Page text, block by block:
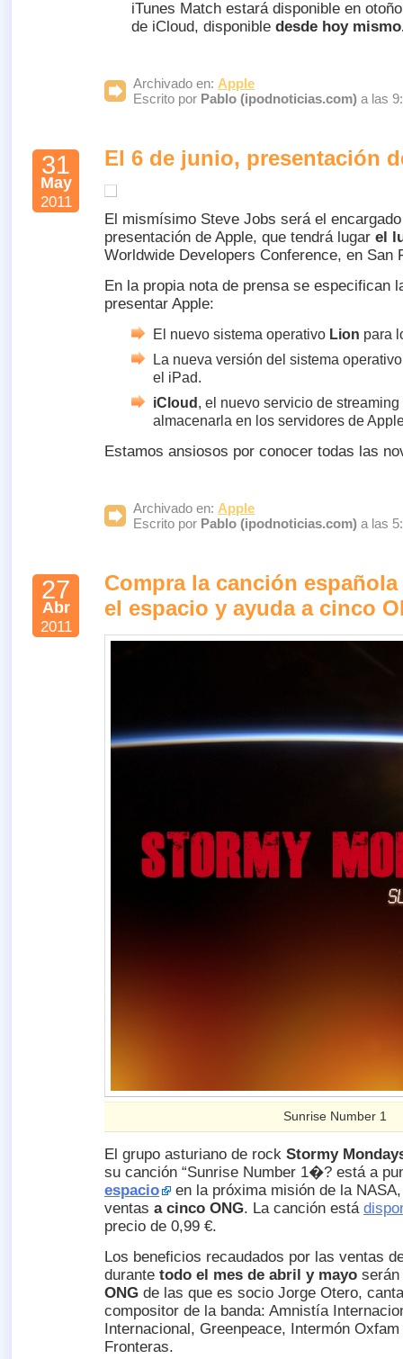
iTunes Match estará disponible en
de iCloud, disponible desde hoy
Archivado en: Apple
Escrito por Pablo (ipodnoticias.com) a las
El 6 de junio, presentación
31
May
2011
El mismísimo Steve Jobs será el
presentación de Apple, que tendrá lugar el
Worldwide Developers Conference, en San
En la propia nota de prensa se especifican
presentar Apple:
El nuevo sistema operativo Lion para
La nueva versión del sistema operativo
el iPad.
iCloud, el nuevo servicio de
almacenarla en los servidores de
Estamos ansiosos por conocer todas las
Archivado en: Apple
Escrito por Pablo (ipodnoticias.com) a las
Compra la canción
el espacio y ayuda a cinco
27
Abr
2011
Sunrise Number 1
El grupo asturiano de rock Stormy
su canción “Sunrise Number 1�? está a
espacio
en la próxima misión de la
ventas a cinco ONG. La canción está
precio de 0,99 €.
Los beneficios recaudados por las ventas
durante todo el mes de abril y mayo
ONG de las que es socio Jorge Otero,
compositor de la banda: Amnistía
Internacional, Greenpeace, Intermón
Fronteras.